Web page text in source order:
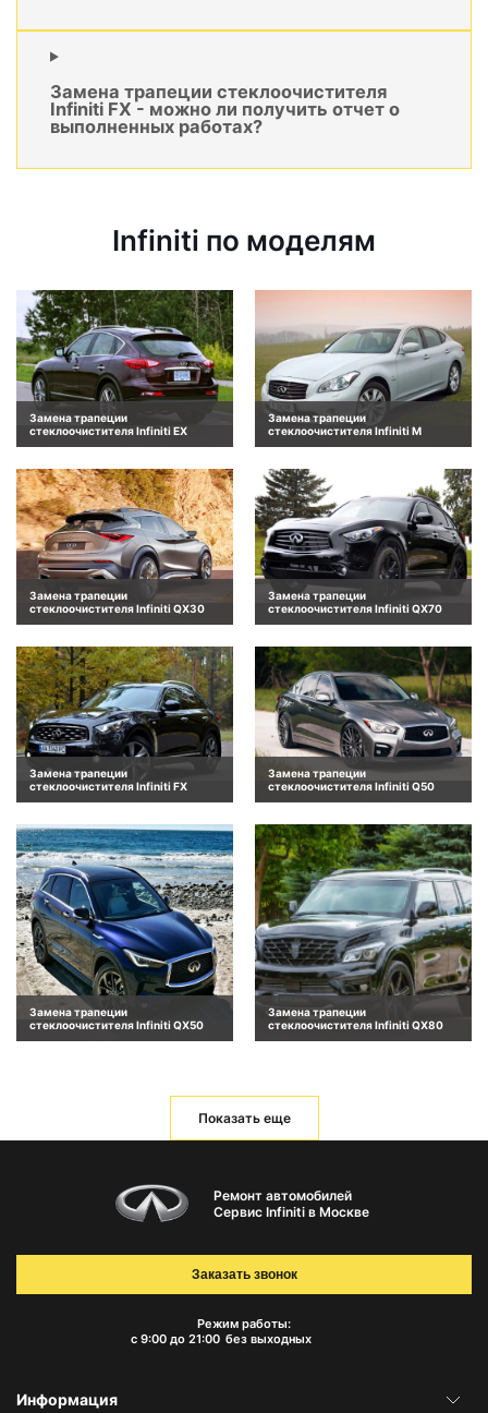
Замена трапеции стеклоочистителя
Infiniti FX - можно ли получить отчет о
выполненных работах?
Infiniti по моделям
Замена трапеции
стеклоочистителя Infiniti EX
Замена трапеции
стеклоочистителя Infiniti M
Замена трапеции
стеклоочистителя Infiniti QX30
Замена трапеции
стеклоочистителя Infiniti QX70
Замена трапеции
стеклоочистителя Infiniti FX
Замена трапеции
стеклоочистителя Infiniti Q50
Замена трапеции
стеклоочистителя Infiniti QX50
Замена трапеции
стеклоочистителя Infiniti QX80
Показать еще
Ремонт автомобилей
Сервис Infiniti в Москве
Режим работы:
с 9:00 до 21:00 без выходных
Заказать звонок
Информация